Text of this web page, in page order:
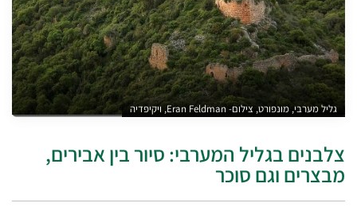
גליל מערבי, מונפורט, צילום- Eran Feldman, ויקיפדיה
צלבנים בגליל המערבי: סיור בין אבירים,
מבצרים וגם סוכר